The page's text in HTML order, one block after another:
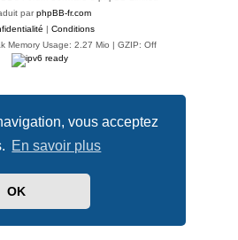
vous acceptez
En savoir plus
OK
parphpBB-fr.com
| Conditions
Memory Usage: 2.27 Mio | GZIP: Off